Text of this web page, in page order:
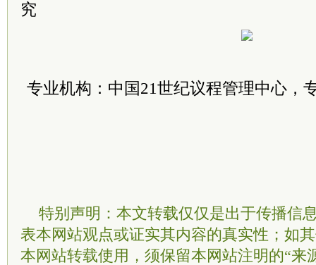
究
专业机构：中国21世纪议程管理中心，
特别声明：本文转载仅仅是出于传播信
表本网站观点或证实其内容的真实性；如
本网站转载使用，须保留本网站注明的“来